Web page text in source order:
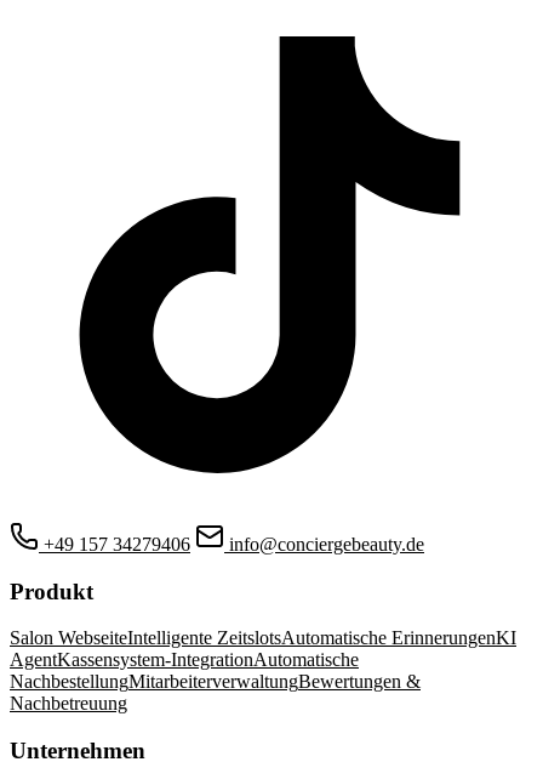
+49 157 34279406 info@conciergebeauty.de
Produkt
Salon WebseiteIntelligente ZeitslotsAutomatische ErinnerungenKI
AgentKassensystem-IntegrationAutomatische
NachbestellungMitarbeiterverwaltungBewertungen &
Nachbetreuung
Unternehmen